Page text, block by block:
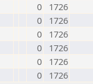
0
1726
0
1726
0
1726
0
1726
0
1726
0 1726